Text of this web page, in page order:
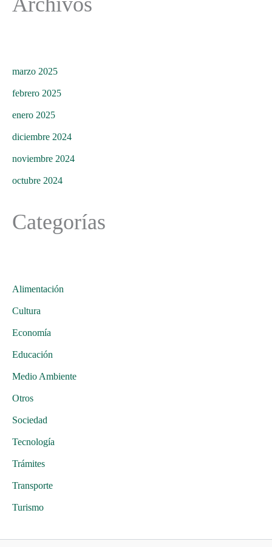
marzo 2025
febrero 2025
enero 2025
diciembre 2024
noviembre 2024
octubre 2024
Categorías
Alimentación
Cultura
Economía
Educación
Medio Ambiente
Otros
Sociedad
Tecnología
Trámites
Transporte
Turismo